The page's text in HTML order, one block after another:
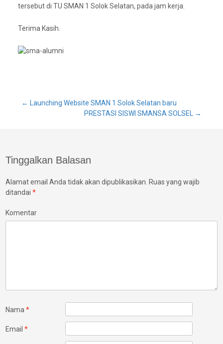
tersebut di TU SMAN 1 Solok Selatan, pada jam kerja.
Terima Kasih.
Post
← Launching Website SMAN 1 Solok Selatan baru
PRESTASI SISWI SMANSA SOLSEL →
Tinggalkan Balasan
Alamat email Anda tidak akan dipublikasikan. Ruas yang wajib
ditandai*
Komentar
Nama*
Email*